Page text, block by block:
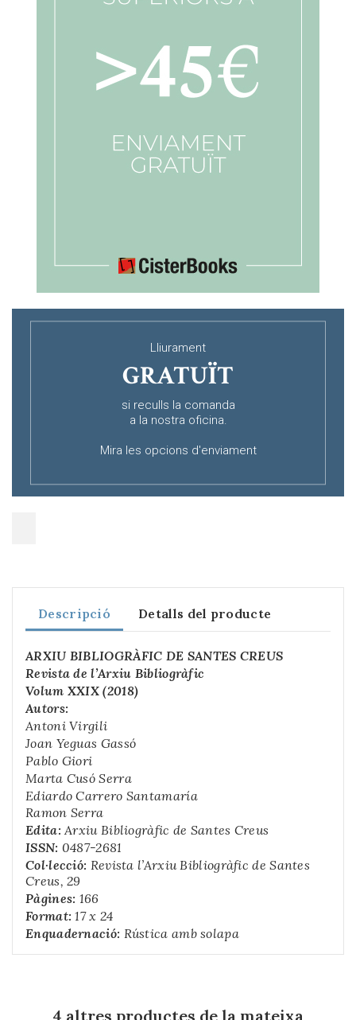
Lliurament
GRATUÏT
si reculls la comanda
a la nostra oficina.
Mira les opcions d'enviament
Descripció Detalls del producte
ARXIU BIBLIOGRÀFIC DE SANTES CREUS
Revista de l’Arxiu Bibliogràfic
Volum XXIX (2018)
Autors:
Antoni Virgili
Joan Yeguas Gassó
Pablo Giori
Marta Cusó Serra
Ediardo Carrero Santamaría
Ramon Serra
Edita:Arxiu Bibliogràfic de Santes Creus
ISSN: 0487-2681
Col·lecció: Revista l’Arxiu Bibliogràfic de Santes
Creus, 29
Pàgines: 166
Format: 17 x 24
Enquadernació: Rústica amb solapa
4 altres productes de la mateixa